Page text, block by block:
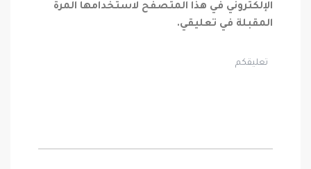
الإلكتروني في هذا المتصفح لاستخدامها المرة
المقبلة في تعليقي.